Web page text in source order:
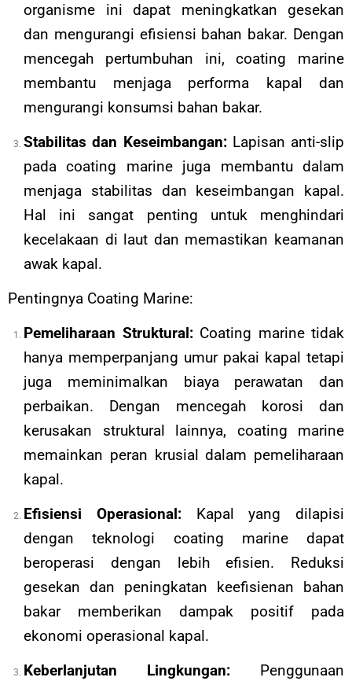
organisme ini dapat meningkatkan gesekan
dan mengurangi efisiensi bahan bakar. Dengan
mencegah pertumbuhan ini, coating marine
membantu menjaga performa kapal dan
mengurangi konsumsi bahan bakar.
Stabilitas dan Keseimbangan:Lapisan anti-slip
pada coating marine juga membantu dalam
menjaga stabilitas dan keseimbangan kapal.
Hal ini sangat penting untuk menghindari
kecelakaan di laut dan memastikan keamanan
awak kapal.
Pentingnya Coating Marine:
Pemeliharaan Struktural:Coating marine tidak
hanya memperpanjang umur pakai kapal tetapi
juga meminimalkan biaya perawatan dan
perbaikan. Dengan mencegah korosi dan
kerusakan struktural lainnya, coating marine
memainkan peran krusial dalam pemeliharaan
kapal.
Efisiensi Operasional:Kapal yang dilapisi
dengan teknologi coating marine dapat
beroperasi dengan lebih efisien. Reduksi
gesekan dan peningkatan keefisienan bahan
bakar memberikan dampak positif pada
ekonomi operasional kapal.
Keberlanjutan Lingkungan: Penggunaan